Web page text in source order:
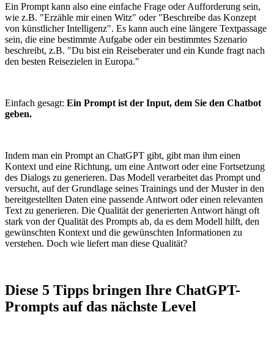
Ein Prompt kann also eine einfache Frage oder Aufforderung sein,
wie z.B. "Erzähle mir einen Witz" oder "Beschreibe das Konzept
von künstlicher Intelligenz". Es kann auch eine längere Textpassage
sein, die eine bestimmte Aufgabe oder ein bestimmtes Szenario
beschreibt, z.B. "Du bist ein Reiseberater und ein Kunde fragt nach
den besten Reisezielen in Europa."
Einfach gesagt: Ein Prompt ist der Input, dem Sie den Chatbot
geben.
Indem man ein Prompt an ChatGPT gibt, gibt man ihm einen
Kontext und eine Richtung, um eine Antwort oder eine Fortsetzung
des Dialogs zu generieren. Das Modell verarbeitet das Prompt und
versucht, auf der Grundlage seines Trainings und der Muster in den
bereitgestellten Daten eine passende Antwort oder einen relevanten
Text zu generieren. Die Qualität der generierten Antwort hängt oft
stark von der Qualität des Prompts ab, da es dem Modell hilft, den
gewünschten Kontext und die gewünschten Informationen zu
verstehen. Doch wie liefert man diese Qualität?
Diese 5 Tipps bringen Ihre ChatGPT-
Prompts auf das nächste Level